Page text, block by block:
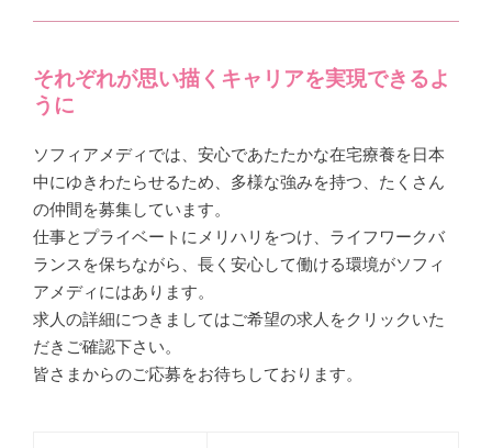
それぞれが思い描くキャリアを実現できるよ
うに
ソフィアメディでは、安心であたたかな在宅療養を日本
中にゆきわたらせるため、多様な強みを持つ、たくさん
の仲間を募集しています。
仕事とプライベートにメリハリをつけ、ライフワークバ
ランスを保ちながら、長く安心して働ける環境がソフィ
アメディにはあります。
求人の詳細につきましてはご希望の求人をクリックいた
だきご確認下さい。
皆さまからのご応募をお待ちしております。